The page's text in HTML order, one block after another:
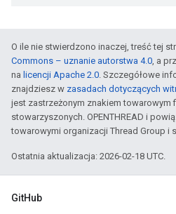
O ile nie stwierdzono inaczej, treść tej
Commons – uznanie autorstwa 4.0, a
na licencji Apache 2.0. Szczegółowe
znajdziesz w zasadach dotyczących
jest zastrzeżonym znakiem towarowym
stowarzyszonych. OPENTHREAD i
towarowymi organizacji Thread Group i
Ostatnia aktualizacja: 2026-02-18 UTC.
GitHub